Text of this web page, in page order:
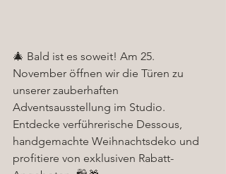
🎄 Bald ist es soweit! Am 25.
November öffnen wir die Türen zu
unserer zauberhaften
Adventsausstellung im Studio.
Entdecke verführerische Dessous,
handgemachte Weihnachtsdeko und
profitiere von exklusiven Rabatt-